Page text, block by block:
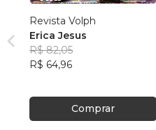
Revista Volph
Erica Jesus
R$ 82,05
R$ 64,96
Comprar